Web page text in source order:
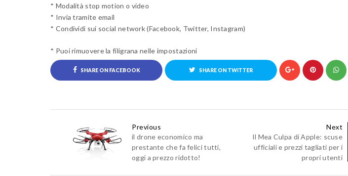
* Modalità stop motion o video
* Invia tramite email
* Condividi sui social network (Facebook, Twitter, Instagram)
* Puoi rimuovere la filigrana nelle impostazioni
SHARE ON FACEBOOK SHARE ON TWITTER
Next
Il Mea Culpa di Apple: scuse
ufficiali e prezzi tagliati per i
propri utenti
Previous
il drone economico ma
prestante che fa felici tutti,
oggi a prezzo ridotto!